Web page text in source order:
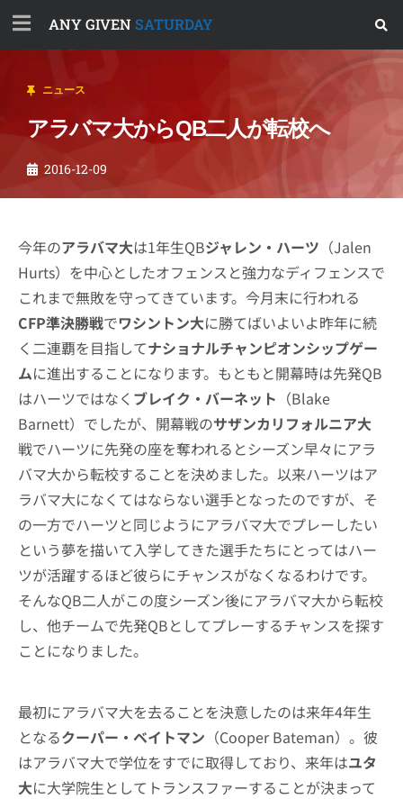
ANY GIVEN SATURDAY
ニュース
アラバマ大からQB二人が転校へ
2016-12-09
今年のアラバマ大は1年生QBジャレン・ハーツ （Jalen
Hurts）を中心としたオフェンスと強力なディフェンスで
これまで無敗を守ってきています。今月末に行われる
CFP準決勝戦でワシントン大に勝てばいよいよ昨年に続
く二連覇を目指してナショナルチャンピオンシップゲー
ムに進出することになります。もともと開幕時は先発QB
はハーツではなく ブレイク・バーネット （Blake
Barnett）でしたが、開幕戦のサザンカリフォルニア大
戦でハーツに先発の座を奪われるとシーズン早々にアラ
バマ大から転校することを決めました。以来ハーツはア
ラバマ大になくてはならない選手となったのですが、そ
の一方でハーツと同じようにアラバマ大でプレーしたい
という夢を描いて入学してきた選手たちにとってはハー
ツが活躍するほど彼らにチャンスがなくなるわけです。
そんなQB二人がこの度シーズン後にアラバマ大から転校
し、他チームで先発QBとしてプレーするチャンスを探す
ことになりました。
最初にアラバマ大を去ることを決意したのは来年4年生
となるクーパー・ベイトマン （Cooper Bateman）。彼
はアラバマ大で学位をすでに取得しており、来年はユタ
大に大学院生としてトランスファーすることが決まって